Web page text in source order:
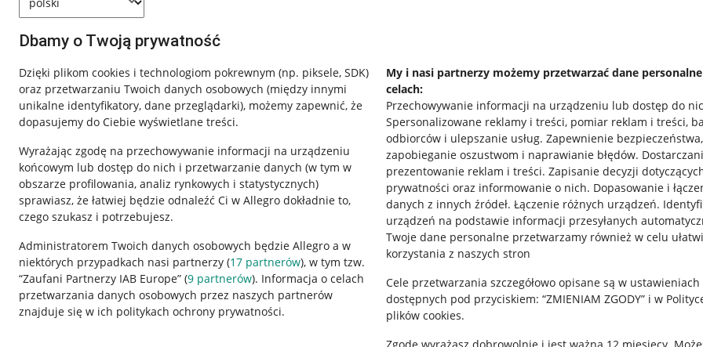
Dbamy o Twoją prywatność
Dzięki plikom cookies i technologiom pokrewnym (np. piksele, SDK)
oraz przetwarzaniu Twoich danych osobowych (między innymi
unikalne identyfikatory, dane przeglądarki), możemy zapewnić, że
dopasujemy do Ciebie wyświetlane treści.
Wyrażając zgodę na przechowywanie informacji na urządzeniu
końcowym lub dostęp do nich i przetwarzanie danych (w tym w
obszarze profilowania, analiz rynkowych i statystycznych)
sprawiasz, że łatwiej będzie odnaleźć Ci w Allegro dokładnie to,
czego szukasz i potrzebujesz.
Administratorem Twoich danych osobowych będzie Allegro a w
niektórych przypadkach nasi partnerzy (17 partnerów), w tym tzw.
“Zaufani Partnerzy IAB Europe” (9 partnerów). Informacja o celach
przetwarzania danych osobowych przez naszych partnerów
znajduje się w ich politykach ochrony prywatności.
My i nasi partnerzy możemy przetwarzać dane
celach:
Przechowywanie informacji na urządzeniu lub dostęp do
Spersonalizowane reklamy i treści, pomiar reklam i treści,
odbiorców i ulepszanie usług. Zapewnienie bezpieczeństwa,
zapobieganie oszustwom i naprawianie błędów.
prezentowanie reklam i treści. Zapisanie decyzji
prywatności oraz informowanie o nich. Dopasowanie i
danych z innych źródeł. Łączenie różnych urządzeń.
urządzeń na podstawie informacji przesyłanych
Twoje dane personalne przetwarzamy również w celu
korzystania z naszych stron
Cele przetwarzania szczegółowo opisane są w ustawieniach
dostępnych pod przyciskiem: “ZMIENIAM ZGODY” i w
plików cookies.
Przydatne informacje
Jak to działa
Napisz do nas
Allegro Gadane dla sprzedających
Regulamin
Polityka plików "cookies"
Ustawienia plików "cookies"
Pobierz aplikację